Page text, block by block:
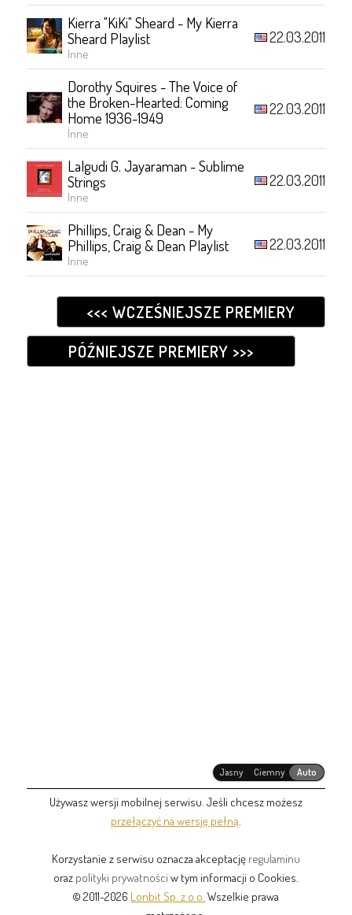
Kierra "KiKi" Sheard - My Kierra
Sheard Playlist
Inne
22.03.2011
Dorothy Squires - The Voice of
the Broken-Hearted: Coming
Home 1936-1949
Inne
22.03.2011
Lalgudi G. Jayaraman - Sublime
Strings
Inne
22.03.2011
Phillips, Craig & Dean - My
Phillips, Craig & Dean Playlist
Inne
22.03.2011
<<< WCZEŚNIEJSZE PREMIERY
PÓŹNIEJSZE PREMIERY >>>
Jasny Ciemny Auto
Używasz wersji mobilnej serwisu. Jeśli chcesz możesz
przełączyć na wersję pełną
Korzystanie z serwisu oznacza akceptację regulaminu
oraz polityki prywatności w tym informacji o Cookies.
© 2011-2026 Lonbit Sp. z o.o. Wszelkie prawa